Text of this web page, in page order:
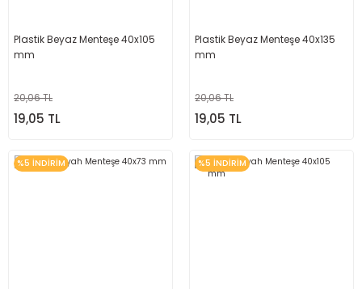
Plastik Beyaz Menteşe 40x105
mm
20,06 TL
19,05 TL
Plastik Beyaz Menteşe 40x135
mm
20,06 TL
19,05 TL
%5 İNDİRİM %5 İNDİRİM